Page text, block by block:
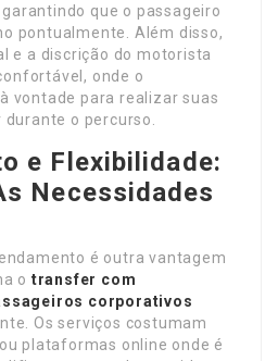
que o passageiro
pontualmente. Além disso,
e a discrição do motorista
onde o
vontade para realizar suas
o percurso.
e Flexibilidade:
Necessidades
é outra vantagem
o transfer com
corporativos
Os serviços costumam
plataformas online onde é